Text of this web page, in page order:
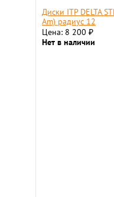
Диски ITP DELTA
Am) радиус 12
Цена: 8 200 ₽
Нет в наличии